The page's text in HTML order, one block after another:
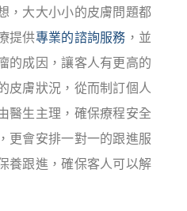
，大大小小的皮膚問題都
提供專業的諮詢服務 ，並
的成因，讓客人有更高的
皮膚狀況，從而制訂個人
醫生主理，確保療程安全
更會安排一對一的跟進服
養跟進，確保客人可以解